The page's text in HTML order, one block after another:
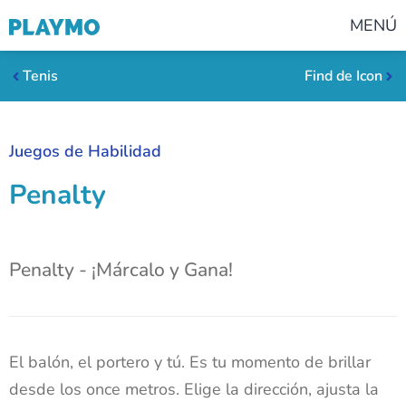
MENÚ
Tenis Find de Icon
Juegos de Habilidad
Penalty
Penalty - ¡Márcalo y Gana!
El balón, el portero y tú. Es tu momento de brillar
desde los once metros. Elige la dirección, ajusta la